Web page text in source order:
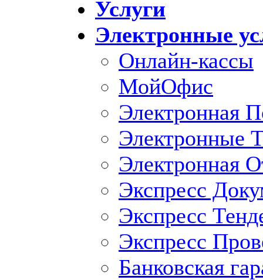
Услуги
Электронные
Онлайн-кассы
МойОфис
Электронная
Электронные
Электронная
Экспресс
Экспресс
Экспресс
Банковская